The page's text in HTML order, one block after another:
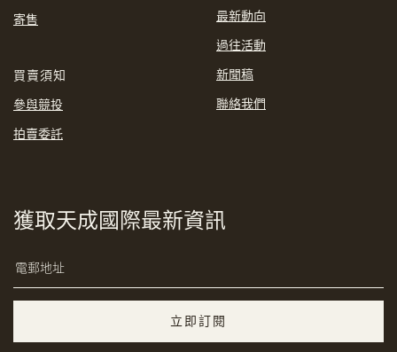
複製網址
寄售
買賣須知
參與競投
拍賣委託
最新動向
過往活動
新聞稿
聯絡我們
獲取天成國際最新資訊
立即訂閱